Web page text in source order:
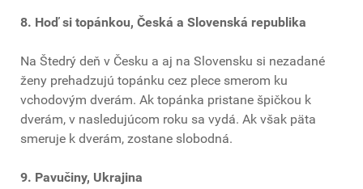
8. Hoď si topánkou, Česká a Slovenská republika
Na Štedrý deň v Česku a aj na Slovensku si nezadané
ženy prehadzujú topánku cez plece smerom ku
vchodovým dverám. Ak topánka pristane špičkou k
dverám, v nasledujúcom roku sa vydá. Ak však päta
smeruje k dverám, zostane slobodná.
9. Pavučiny, Ukrajina